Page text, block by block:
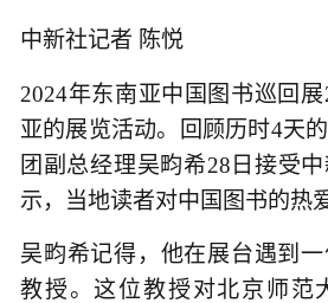
中新社记者 陈悦
2024年东南亚中国图书巡回
亚的展览活动。回顾历时4天
团副总经理吴畇希28日接受
示，当地读者对中国图书的热
吴畇希记得，他在展台遇到
教授。这位教授对北京师范